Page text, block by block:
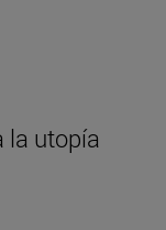
la utopía